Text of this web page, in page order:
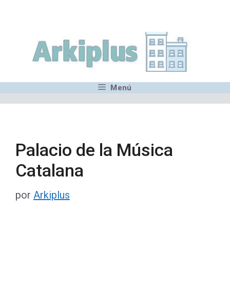
contenido
Menú
Palacio de la Música
Catalana
por Arkiplus